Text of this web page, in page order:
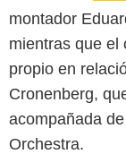
montador
mientras que el
propio en
Cronenberg,
acompañada
Orchestra.